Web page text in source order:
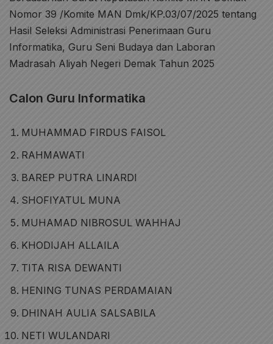
Nomor 39 /Komite MAN Dmk/KP.03/07/2025 tentang
Hasil Seleksi Administrasi Penerimaan Guru
Informatika, Guru Seni Budaya dan Laboran
Madrasah Aliyah Negeri Demak Tahun 2025
Calon Guru Informatika
MUHAMMAD FIRDUS FAISOL
RAHMAWATI
BAREP PUTRA LINARDI
SHOFIYATUL MUNA
MUHAMAD NIBROSUL WAHHAJ
KHODIJAH ALLAILA
TITA RISA DEWANTI
HENING TUNAS PERDAMAIAN
DHINAH AULIA SALSABILA
NETI WULANDARI